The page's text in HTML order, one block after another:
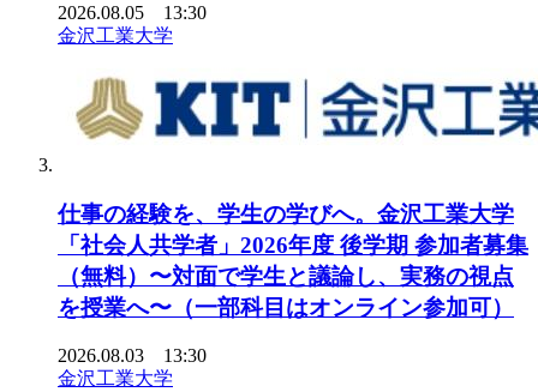
2026.08.05 13:30
金沢工業大学
仕事の経験を、学生の学びへ。金沢工業大学
「社会人共学者」2026年度 後学期 参加者募集
（無料）〜対面で学生と議論し、実務の視点
を授業へ〜（一部科目はオンライン参加可）
2026.08.03 13:30
金沢工業大学